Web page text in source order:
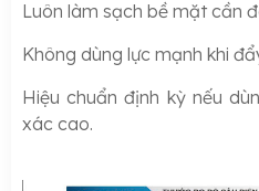
Luôn làm sạch bề mặt cần
Không dùng lực mạnh khi
Hiệu chuẩn định kỳ nếu
xác cao.